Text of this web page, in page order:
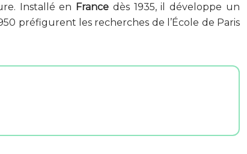
Installé en France dès 1935, il développe un
préfigurent les recherches de l’École de Paris